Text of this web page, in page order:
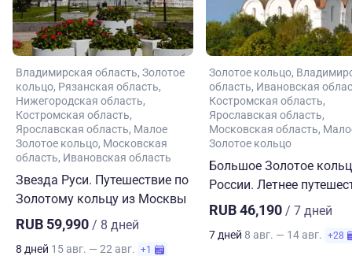
Владимирская область Золотое
кольцо Рязанская область
Нижегородская область
Костромская область
Ярославская область Малое
Золотое кольцо Московская
область Ивановская область
Звезда Руси. Путешествие по
Золотому кольцу из Москвы
RUB 59,990 / 8 дней
8 дней 15 авг. — 22 авг. +1
Золотое кольцо
область Ивановская
Костромская область
Ярославская область
Московская область
Золотое кольцо
Большое Золотое
России. Летнее
RUB 46,190 / 7 дней
7 дней 8 авг. — 14 авг. +28